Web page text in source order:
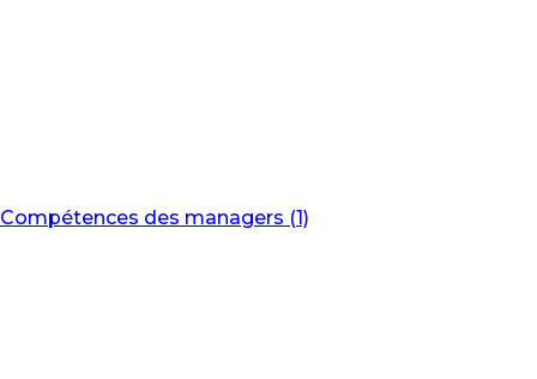
Compétences des managers (1)